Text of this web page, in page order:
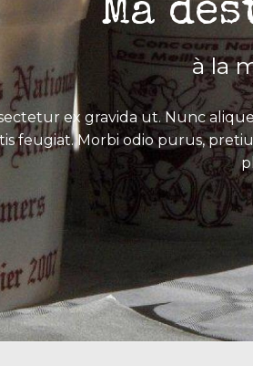
Ma
à la
ex gravida ut. Nunc
feugiat. Morbi odio purus,